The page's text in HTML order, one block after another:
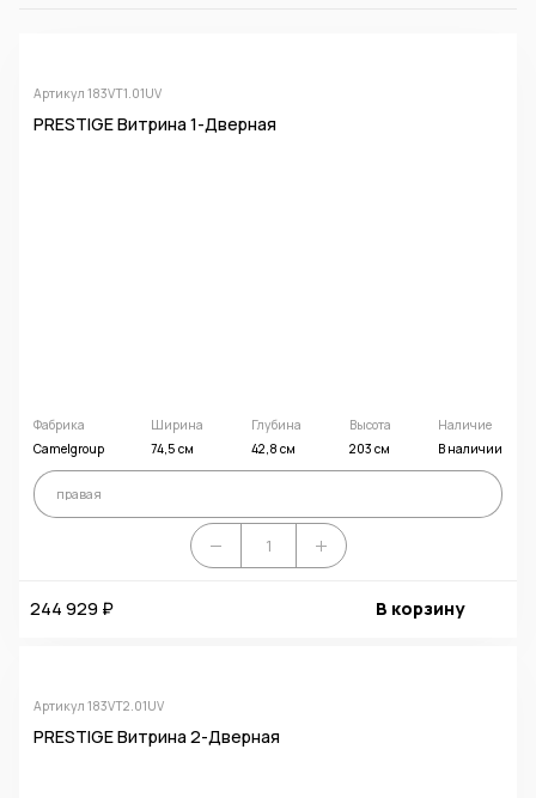
Артикул 183VT1.01UV
PRESTIGE Витрина 1-Дверная
Фабрика
Camelgroup
Ширина
74,5 см
Глубина
42,8 см
Высота
203 см
Наличие
В наличии
правая
244 929 ₽ В корзину
Артикул 183VT2.01UV
PRESTIGE Витрина 2-Дверная